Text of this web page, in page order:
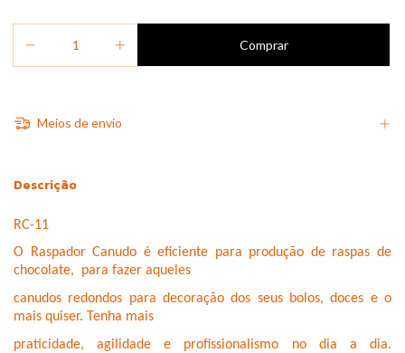
Meios de envio
Descrição
RC-11
O Raspador Canudo é eficiente para produção de raspas de
chocolate, para fazer aqueles
canudos redondos para decoração dos seus bolos, doces e o
mais quiser. Tenha mais
praticidade, agilidade e profissionalismo no dia a dia.